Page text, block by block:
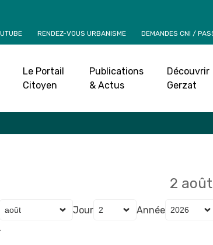
RENDEZ-VOUS URBANISME DEMANDES CNI /
Le Portail
Citoyen
Publications
& Actus
Découvrir
Gerzat
Accueil»Agenda
2
Jour
Année